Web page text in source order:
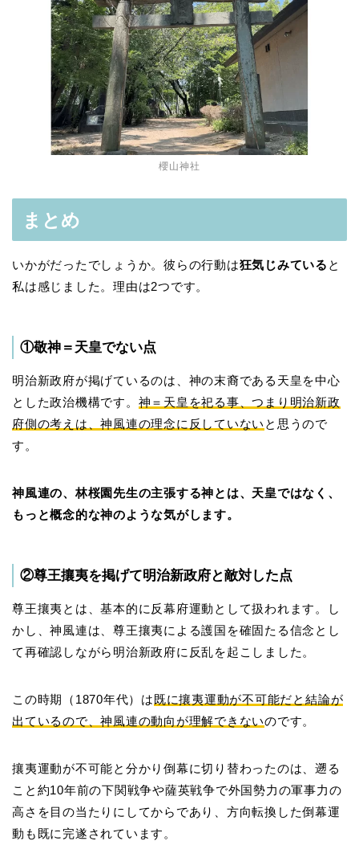
櫻山神社
まとめ
いかがだったでしょうか。彼らの行動は狂気じみている と
私は感じました。理由は2つです。
①敬神＝天皇でない点
明治新政府が掲げているのは、神の末裔である天皇を中心
とした政治機構です。 神＝天皇を祀る事、つまり明治新政
府側の考えは、神風連の理念に反していない と思うので
す。
神風連の、林桜園先生の主張する神とは、天皇ではなく、
もっと概念的な神のような気がします。
②尊王攘夷を掲げて明治新政府と敵対した点
尊王攘夷とは、基本的に反幕府運動として扱われます。し
かし、神風連は、尊王攘夷による護国を確固たる信念とし
て再確認しながら明治新政府に反乱を起こしました。
この時期（1870年代）は既に攘夷運動が不可能だと結論が
出ているので、神風連の動向が理解できないのです。
攘夷運動が不可能と分かり倒幕に切り替わったのは、遡る
こと約10年前の下関戦争や薩英戦争で外国勢力の軍事力の
高さを目の当たりにしてからであり、方向転換した倒幕運
動も既に完遂されています。